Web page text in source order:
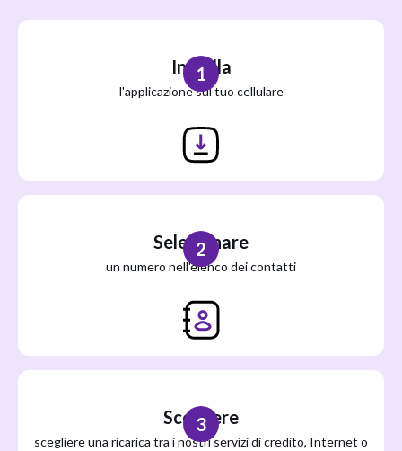
Installa
l'applicazione sul tuo cellulare
1
Selezionare
un numero nell'elenco dei contatti
2
Scegliere
scegliere una ricarica tra i nostri servizi di credito, Internet o
3